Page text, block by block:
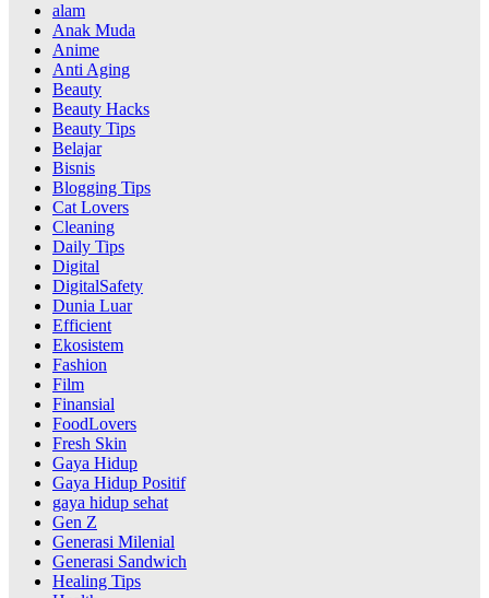
alam
Anak Muda
Anime
Anti Aging
Beauty
Beauty Hacks
Beauty Tips
Belajar
Bisnis
Blogging Tips
Cat Lovers
Cleaning
Daily Tips
Digital
DigitalSafety
Dunia Luar
Efficient
Ekosistem
Fashion
Film
Finansial
FoodLovers
Fresh Skin
Gaya Hidup
Gaya Hidup Positif
gaya hidup sehat
Gen Z
Generasi Milenial
Generasi Sandwich
Healing Tips